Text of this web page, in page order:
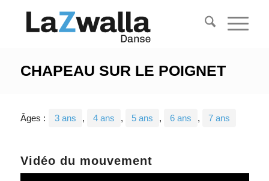
CHAPEAU SUR LE POIGNET
Âges : 3 ans , 4 ans , 5 ans , 6 ans , 7 ans
Vidéo du mouvement